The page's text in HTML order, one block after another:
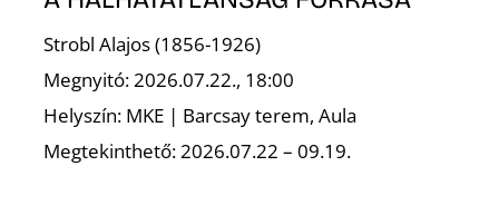
Strobl Alajos (1856-1926)
Megnyitó: 2026.07.22., 18:00
Helyszín: MKE | Barcsay terem, Aula
Megtekinthető: 2026.07.22 – 09.19.